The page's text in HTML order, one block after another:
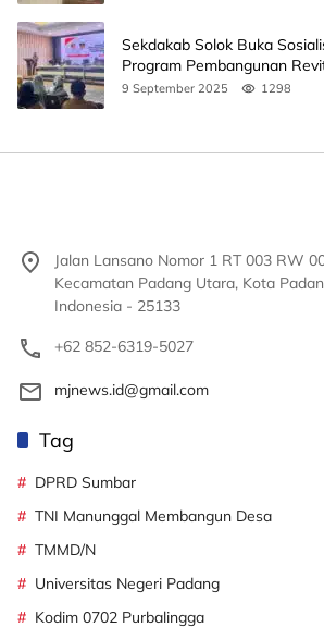
Sekdakab Solok Buka
Program Pembangunan
Pendidikan
9 September 2025 1298
Jalan Lansano Nomor 1 RT 003 RW
Kecamatan Padang Utara, Kota
Indonesia - 25133
+62 852-6319-5027
mjnews.id@gmail.com
Tag
DPRD Sumbar
TNI Manunggal Membangun Desa
TMMD/N
Universitas Negeri Padang
Kodim 0702 Purbalingga